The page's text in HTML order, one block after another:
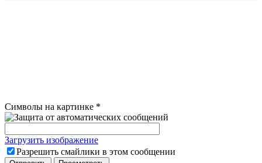
Символы на картинке *
Загрузить изображение
Разрешить смайлики в этом сообщении